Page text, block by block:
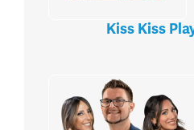
Kiss Kiss